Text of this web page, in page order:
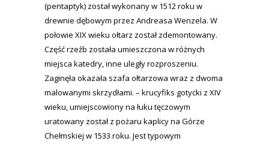
(pentaptyk) został wykonany w 1512 roku w
drewnie dębowym przez Andreasa Wenzela. W
połowie XIX wieku ołtarz został zdemontowany.
Część rzeźb została umieszczona w różnych
miejsca katedry, inne uległy rozproszeniu.
Zaginęła okazała szafa ołtarzowa wraz z dwoma
malowanymi skrzydłami. – krucyfiks gotycki z XIV
wieku, umiejscowiony na łuku tęczowym
uratowany został z pożaru kaplicy na Górze
Chełmskiej w 1533 roku. Jest typowym